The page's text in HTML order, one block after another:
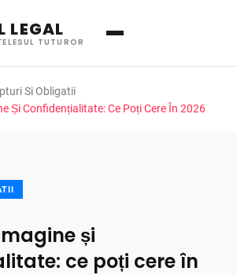
LEGAL
TUTUROR
Si Obligatii
Și Confidențialitate: Ce Poți Cere În 2026
și
ce poți cere în